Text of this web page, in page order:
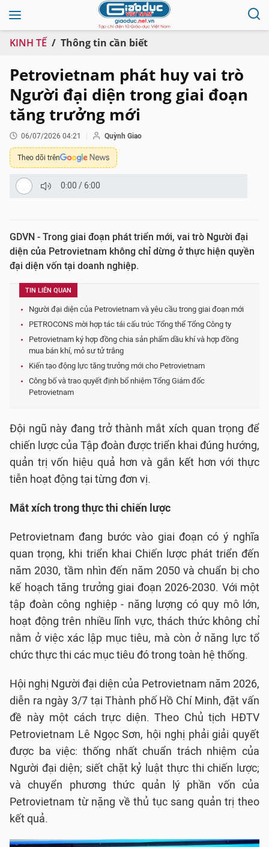
KINH TẾ Thông tin cần biết
Petrovietnam phát huy vai trò
Người đại diện trong giai đoạn
tăng trưởng mới
06/07/2026 04:21 Quỳnh Giao
Theo dõi trên
0:00 / 6:00
GDVN - Trong giai đoạn phát triển mới, vai trò Người đại
diện của Petrovietnam không chỉ dừng ở thực hiện quyền
đại diện vốn tại doanh nghiệp.
TIN LIÊN QUAN
Người đại diện của Petrovietnam và yêu cầu trong giai đoạn mới
PETROCONS mời hợp tác tái cấu trúc Tổng thể Tổng Công ty
Petrovietnam ký hợp đồng chia sản phẩm dầu khí và hợp đồng
mua bán khí, mỏ sư tử trắng
Kiến tạo động lực tăng trưởng mới cho Petrovietnam
Công bố và trao quyết định bổ nhiệm Tổng Giám đốc
Petrovietnam
Đội ngũ này đang trở thành mắt xích quan trọng để
chiến lược của Tập đoàn được triển khai đúng hướng,
quản trị vốn hiệu quả hơn và gắn kết hơn với thực
tiễn hoạt động tại từng đơn vị.
Mắt xích trong thực thi chiến lược
Petrovietnam đang bước vào giai đoạn có ý nghĩa
quan trọng, khi triển khai Chiến lược phát triển đến
năm 2030, tầm nhìn đến năm 2050 và chuẩn bị cho
kế hoạch tăng trưởng giai đoạn 2026-2030. Với một
tập đoàn công nghiệp - năng lượng có quy mô lớn,
hoạt động trên nhiều lĩnh vực, thách thức không chỉ
nằm ở việc xác lập mục tiêu, mà còn ở năng lực tổ
chức thực thi các mục tiêu đó trong toàn hệ thống.
Hội nghị Người đại diện của Petrovietnam năm 2026,
diễn ra ngày 3/7 tại Thành phố Hồ Chí Minh, đặt vấn
đề này một cách trực diện. Theo Chủ tịch HĐTV
Petrovietnam Lê Ngọc Sơn, hội nghị phải giải quyết
được ba việc: thống nhất chuẩn trách nhiệm của
Người đại diện; siết chặt kỷ luật thực thi chiến lược;
và chuyển phương thức quản lý phần vốn của
Petrovietnam từ nặng về thủ tục sang quản trị theo
kết quả.